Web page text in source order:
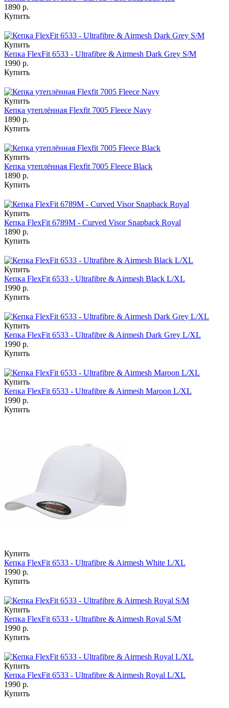
1890 р.
Купить
Купить
Кепка FlexFit 6533 - Ultrafibre & Airmesh Dark Grey S/M
1990 р.
Купить
Купить
Кепка утеплённая Flexfit 7005 Fleece Navy
1890 р.
Купить
Купить
Кепка утеплённая Flexfit 7005 Fleece Black
1890 р.
Купить
Купить
Кепка FlexFit 6789M - Curved Visor Snapback Royal
1890 р.
Купить
Купить
Кепка FlexFit 6533 - Ultrafibre & Airmesh Black L/XL
1990 р.
Купить
Купить
Кепка FlexFit 6533 - Ultrafibre & Airmesh Dark Grey L/XL
1990 р.
Купить
Купить
Кепка FlexFit 6533 - Ultrafibre & Airmesh Maroon L/XL
1990 р.
Купить
Купить
Кепка FlexFit 6533 - Ultrafibre & Airmesh White L/XL
1990 р.
Купить
Купить
Кепка FlexFit 6533 - Ultrafibre & Airmesh Royal S/M
1990 р.
Купить
Купить
Кепка FlexFit 6533 - Ultrafibre & Airmesh Royal L/XL
1990 р.
Купить